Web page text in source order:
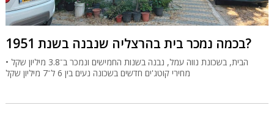
בכמה נמכר בית בהרצליה שנבנה בשנת 1951?
הבית, בשכונת נווה עמל, נבנה בשנות החמישים ונמכר ב־3.8 מיליון שקל •
מחירי קוטג'ים חדשים בשכונה נעים בין 6 ל־7 מיליון שקל